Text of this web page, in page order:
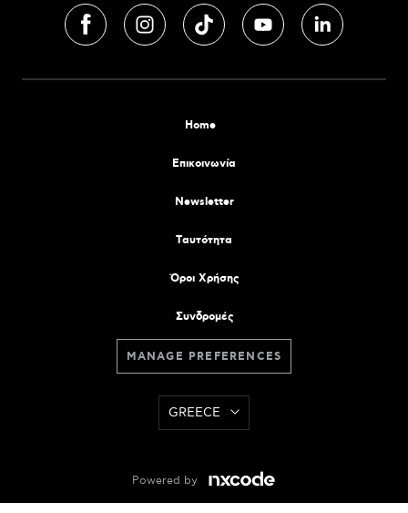
Home
Επικοινωνία
Newsletter
Tαυτότητα
Όροι Χρήσης
Συνδρομές
MANAGE PREFERENCES
GREECE
Powered by